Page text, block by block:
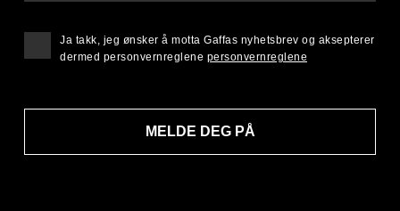
MELDE DEG PÅ
Ja takk, jeg ønsker å motta Gaffas nyhetsbrev og aksepterer
dermed personvernreglene personvernreglene